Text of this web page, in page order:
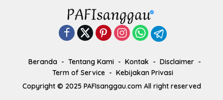
Beranda Tentang Kami Kontak
Disclaimer
Term of Service
Kebijakan Privasi
Copyright © 2025 PAFIsanggau.com All right reserved